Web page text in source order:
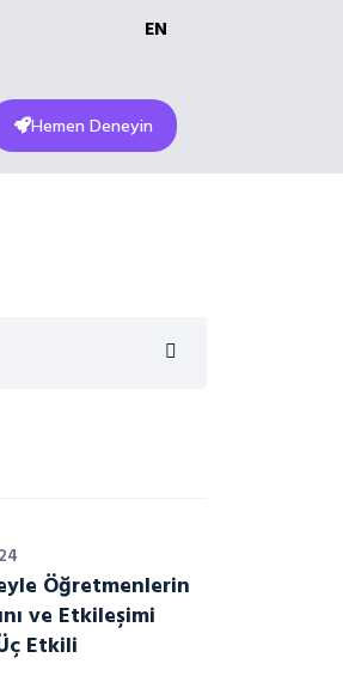
EN
Hemen Deneyin
Öğretmenlerin
ve Etkileşimi
Etkili